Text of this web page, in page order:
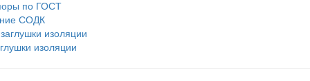
по ГОСТ
СОДК
изоляции
изоляции